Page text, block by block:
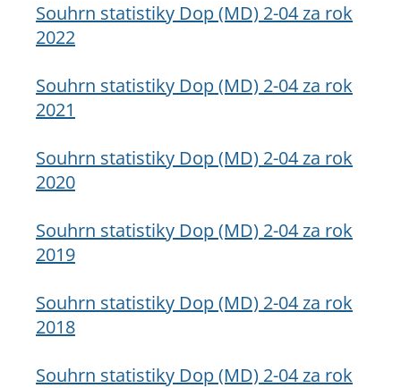
​Souhrn statistiky Dop (MD) 2-04 za rok
2022
Souhrn statistiky Dop (MD) 2-04 za rok
2021
Souhrn statistiky Dop (MD) 2-04 za rok
2020
Souhrn statistiky Dop (MD) 2-04 za rok
2019
Souhrn statistiky Dop (MD) 2-04 za rok
2018
Souhrn statistiky Dop (MD) 2-04 za rok